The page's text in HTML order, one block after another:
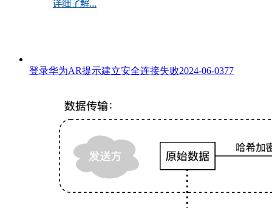
登录华为AR提示建立安全连接失败2024-06-0377